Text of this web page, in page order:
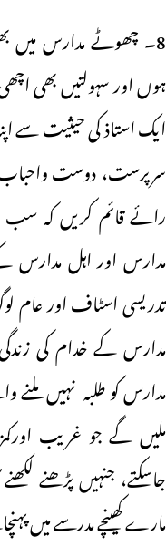
8۔ چھوٹے مدارس میں
ہوں اور سہولتیں بھی
ایک استاذ کی حیثیت سے
سرپرست، دوست
رائے قائم کریں کہ سب
مدارس اور اہل
تدریسی اسٹاف اور عام
مدارس کے خدام کی
مدارس کو طلبہ نہیں ملنے
ملیں گے جو غریب
جاسکتے، جنہیں پڑھنے
مارے کھینچے مدرسے میں